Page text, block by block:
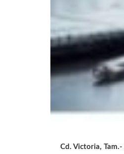
Cd. Victoria, Tam.-